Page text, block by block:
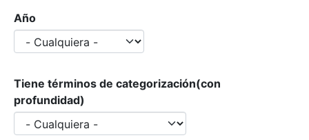
Año
Tiene términos de categorización(con
profundidad)